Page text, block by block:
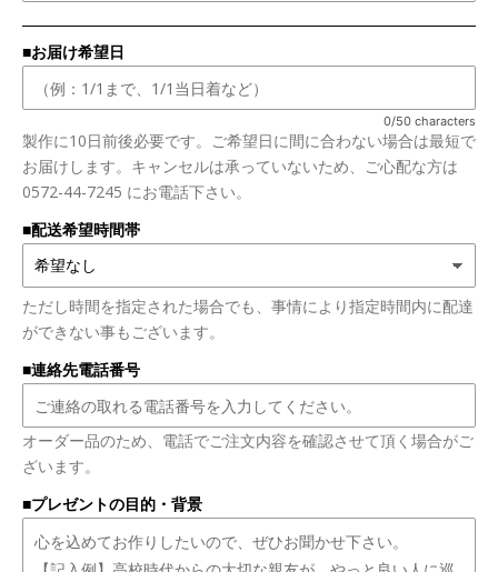
■お届け希望日
0/50 characters
製作に10日前後必要です。ご希望日に間に合わない場合は最短で
お届けします。キャンセルは承っていないため、ご心配な方は
0572-44-7245 にお電話下さい。
■配送希望時間帯
ただし時間を指定された場合でも、事情により指定時間内に配達
ができない事もございます。
■連絡先電話番号
オーダー品のため、電話でご注文内容を確認させて頂く場合がご
ざいます。
■プレゼントの目的・背景